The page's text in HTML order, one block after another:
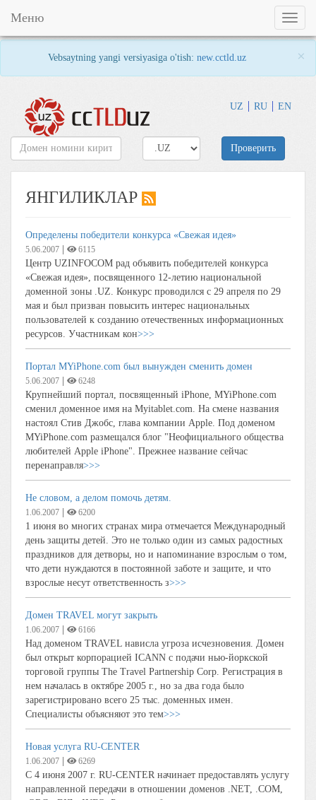
Vebsaytning yangi versiyasiga o'tish: new.cctld.uz ×
UZ RU EN
Toggle
Меню
Проверить
ЯНГИЛИКЛАР
Определены победители конкурса «Свежая идея»
5.06.2007 6115
Центр UZINFOCOM рад объявить победителей конкурса
«Свежая идея», посвященного 12-летию национальной
доменной зоны .UZ. Конкурс проводился с 29 апреля по 29
мая и был призван повысить интерес национальных
пользователей к созданию отечественных информационных
ресурсов. Участникам кон>>>
Портал MYiPhone.com был вынужден сменить домен
5.06.2007 6248
Крупнейший портал, посвященный iPhone, MYiPhone.com
сменил доменное имя на Myitablet.com. На смене названия
настоял Стив Джобс, глава компании Apple. Под доменом
MYiPhone.com размещался блог "Неофициального общества
любителей Apple iPhone". Прежнее название сейчас
перенаправля>>>
Не словом, а делом помочь детям.
1.06.2007 6200
1 июня во многих странах мира отмечается Международный
день защиты детей. Это не только один из самых радостных
праздников для детворы, но и напоминание взрослым о том,
что дети нуждаются в постоянной заботе и защите, и что
взрослые несут ответственность з>>>
Домен TRAVEL могут закрыть
1.06.2007 6166
Над доменом TRAVEL нависла угроза исчезновения. Домен
был открыт корпорацией ICANN с подачи нью-йоркской
торговой группы The Travel Partnership Corp. Регистрация в
нем началась в октябре 2005 г., но за два года было
зарегистрировано всего 25 тыс. доменных имен.
Специалисты объясняют это тем>>>
Новая услуга RU-CENTER
1.06.2007 6269
С 4 июня 2007 г. RU-CENTER начинает предоставлять услугу
направленной передачи в отношении доменов .NET, .COM,